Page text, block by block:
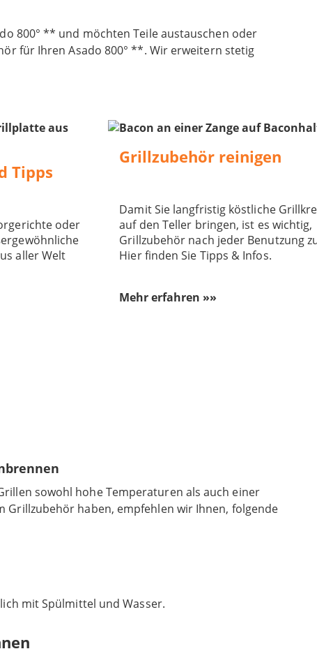
800° ** und möchten Teile austauschen oder
für Ihren Asado 800° **. Wir erweitern stetig
Tipps
oder
aller Welt
Grillzubehör reinigen
Damit Sie langfristig köstliche
auf den Teller bringen, ist es wichtig,
Grillzubehör nach jeder Benutzung
Hier finden Sie Tipps & Infos.
Mehr erfahren »»
sowohl hohe Temperaturen als auch einer
Grillzubehör haben, empfehlen wir Ihnen, folgende
mit Spülmittel und Wasser.